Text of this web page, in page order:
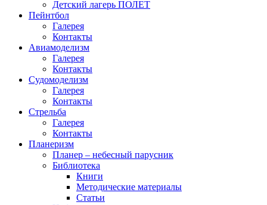
Детский лагерь ПОЛЕТ
Пейнтбол
Галерея
Контакты
Авиамоделизм
Галерея
Контакты
Судомоделизм
Галерея
Контакты
Стрельба
Галерея
Контакты
Планеризм
Планер – небесный парусник
Библиотека
Книги
Методические материалы
Статьи